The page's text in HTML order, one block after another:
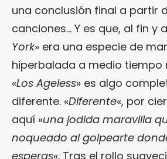
una conclusión final a partir
canciones… Y es que, al fin y
York» era una especie de
hiperbalada a medio tiempo
«Los Ageless» es algo
diferente. «Diferente«, por
aquí «una jodida maravilla
noqueado al golpearte
esperas«. Tras el rollo